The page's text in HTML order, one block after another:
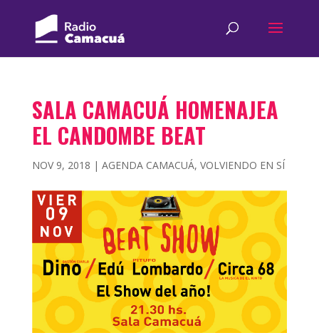
SALA CAMACUÁ HOMENAJEA
EL CANDOMBE BEAT
NOV 9, 2018 | AGENDA CAMACUÁ, VOLVIENDO EN SÍ